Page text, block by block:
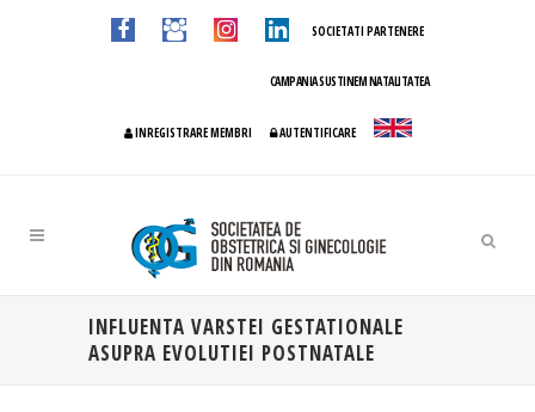
SOCIETATI PARTENERE
CAMPANIA SUSTINEM NATALITATEA
INREGISTRARE MEMBRI AUTENTIFICARE
INFLUENTA VARSTEI GESTATIONALE
ASUPRA EVOLUTIEI POSTNATALE